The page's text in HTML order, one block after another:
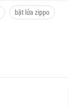
bật lửa zippo